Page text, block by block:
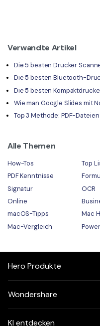
Verwandte Artikel
Die 5 besten Drucker
Die 5 besten Bluetooth-
Die 5 besten
Wie man Google Slides mit
Top 3 Methode: PDF-
Alle Themen
How-Tos Top
PDF Kenntnisse
Signatur
OCR
Online
macOS-Tipps
Mac
Mac-Vergleich
Hero Produkte
Wondershare
KI entdecken